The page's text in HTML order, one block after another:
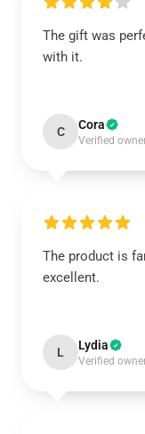
The gift was
with it.
C Cora
Verified
The product is
excellent.
L Lydia
Verified